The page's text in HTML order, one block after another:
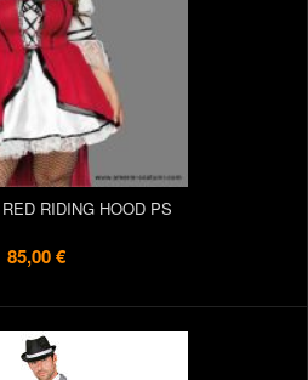
RIDING HOOD PS
85,00 €